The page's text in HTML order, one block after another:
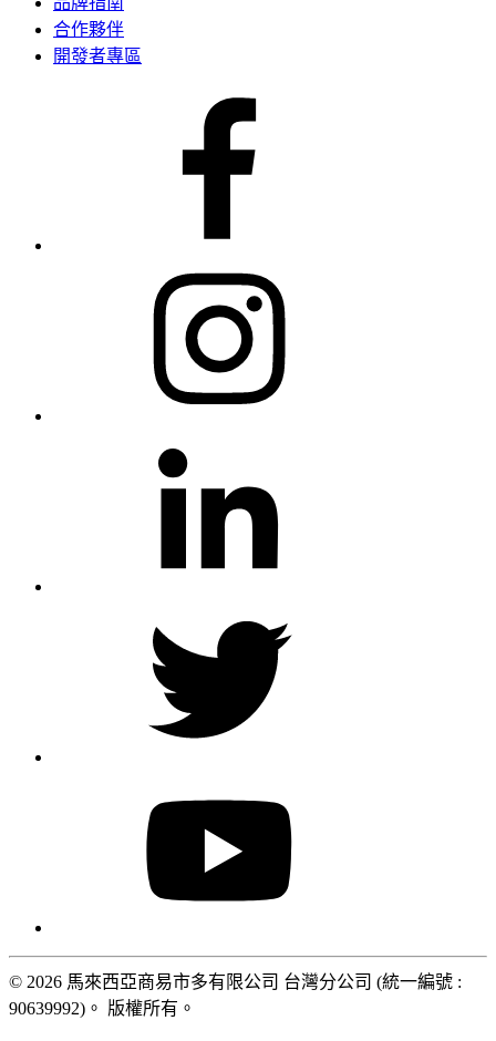
合作夥伴
開發者專區
© 2026 馬來西亞商易市多有限公司 台灣分公司 (統一編號 :
90639992)。 版權所有。